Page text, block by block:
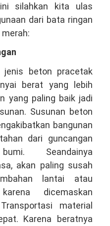
silahkan kita ulas
dari bata ringan
jenis beton pracetak
berat yang lebih
yang paling baik jadi
Susunan beton
bangunan
dari guncangan
Seandainya
akan paling susah
lantai atau
dicemaskan
material
Karena beratnya